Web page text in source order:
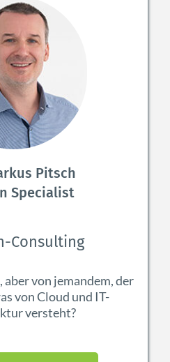
Pitsch
Specialist
Consulting
von jemandem, der
von Cloud und IT-
versteht?